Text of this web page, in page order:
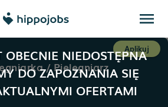
menu
OBECNIE NIEDOSTĘPNA
DO ZAPOZNANIA SIĘ
OFERTAMI
Aplikuj
/ Pielęgniarz